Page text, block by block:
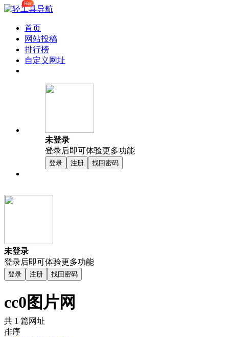
首页
网站投稿
排行榜
Hot
自定义网址
未登录
登录后即可体验更多功能
登录 注册 找回密码
未登录
登录后即可体验更多功能
登录 注册 找回密码
cc0图片网
共 1 篇网址
排序